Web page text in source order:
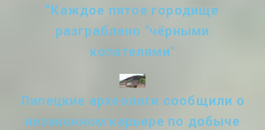
"Каждое пятое городище
разграблено "чёрными
копателями"
Липецкие археологи сообщили о
незаконном карьере по добыче